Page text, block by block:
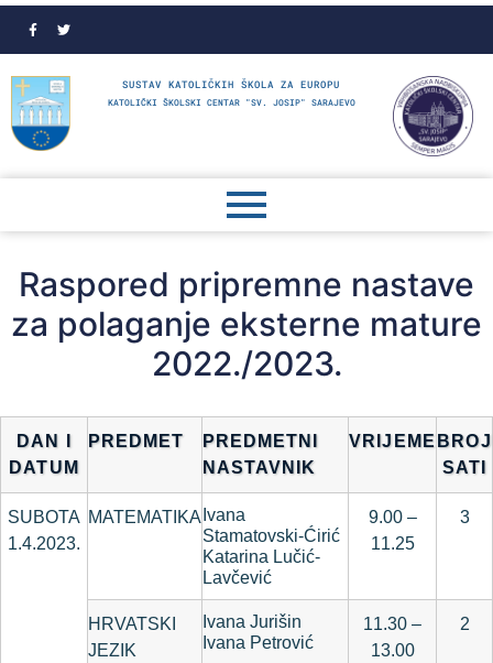
SUSTAV KATOLIČKIH ŠKOLA ZA EUROPU
KATOLIČKI ŠKOLSKI CENTAR "SV. JOSIP" SARAJEVO
Raspored pripremne nastave
za polaganje eksterne mature
2022./2023.
DAN I
DATUM
PREDMET
PREDMETNI
NASTAVNIK
VRIJEME BROJ
SATI
SUBOTA
1.4.2023.
MATEMATIKA Ivana
Stamatovski-Ćirić
Katarina Lučić-
Lavčević
9.00 –
11.25
3
HRVATSKI
JEZIK
Ivana Jurišin
Ivana Petrović
11.30 –
13.00
2